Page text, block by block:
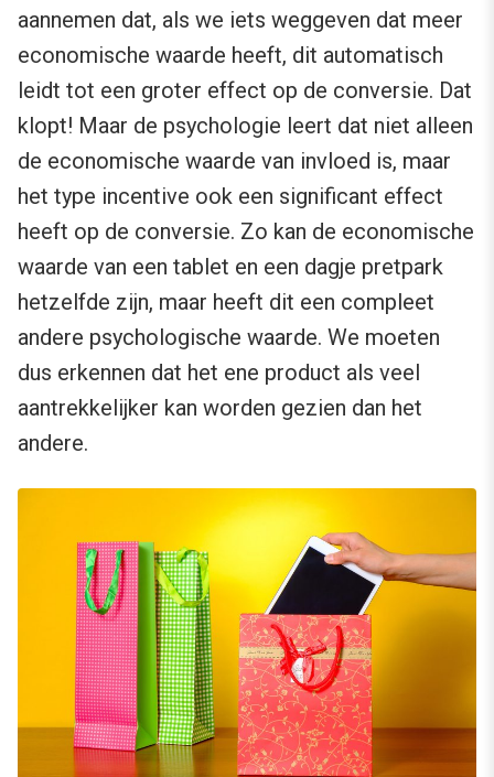
aannemen dat, als we iets weggeven dat meer
economische waarde heeft, dit automatisch
leidt tot een groter effect op de conversie. Dat
klopt! Maar de psychologie leert dat niet alleen
de economische waarde van invloed is, maar
het type incentive ook een significant effect
heeft op de conversie. Zo kan de economische
waarde van een tablet en een dagje pretpark
hetzelfde zijn, maar heeft dit een compleet
andere psychologische waarde. We moeten
dus erkennen dat het ene product als veel
aantrekkelijker kan worden gezien dan het
andere.